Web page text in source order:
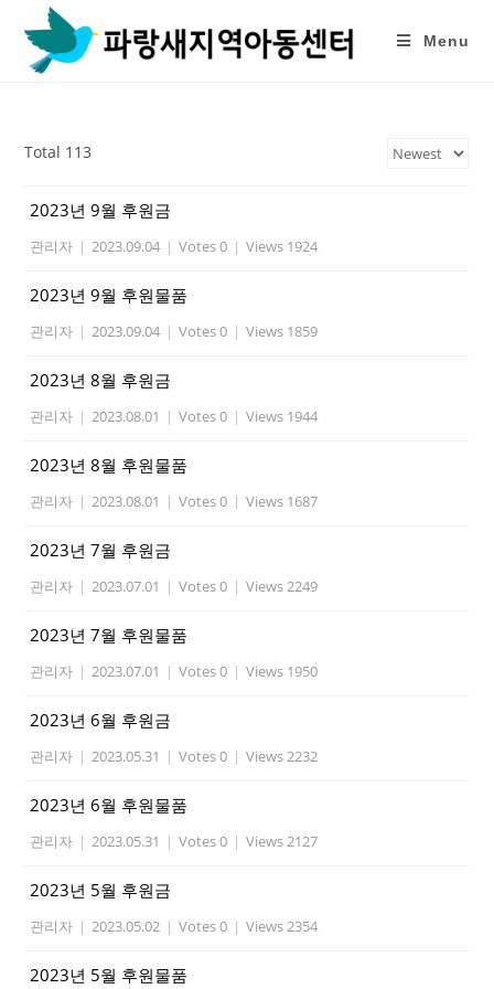
content
Menu
Total 113
2023년 9월 후원금
관리자 | 2023.09.04 | Votes 0 | Views 1924
2023년 9월 후원물품
관리자 | 2023.09.04 | Votes 0 | Views 1859
2023년 8월 후원금
관리자 | 2023.08.01 | Votes 0 | Views 1944
2023년 8월 후원물품
관리자 | 2023.08.01 | Votes 0 | Views 1687
2023년 7월 후원금
관리자 | 2023.07.01 | Votes 0 | Views 2249
2023년 7월 후원물품
관리자 | 2023.07.01 | Votes 0 | Views 1950
2023년 6월 후원금
관리자 | 2023.05.31 | Votes 0 | Views 2232
2023년 6월 후원물품
관리자 | 2023.05.31 | Votes 0 | Views 2127
2023년 5월 후원금
관리자 | 2023.05.02 | Votes 0 | Views 2354
2023년 5월 후원물품